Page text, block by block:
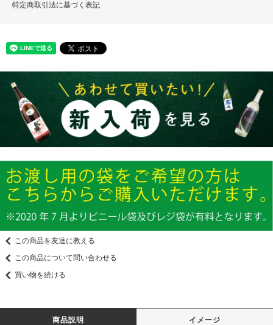
特定商取引法に基づく表記
この商品を友達に教える
この商品について問い合わせる
買い物を続ける
商品説明 イメージ